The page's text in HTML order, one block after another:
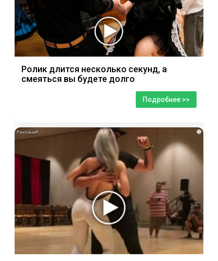
Ролик длится несколько секунд, а
смеяться вы будете долго
Подробнее >>
i